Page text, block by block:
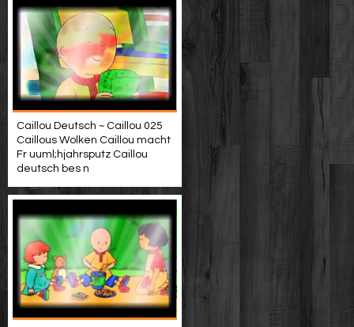
Caillou Deutsch ~ Caillou 025
Caillous Wolken Caillou macht
Fr uuml;hjahrsputz Caillou
deutsch bes n